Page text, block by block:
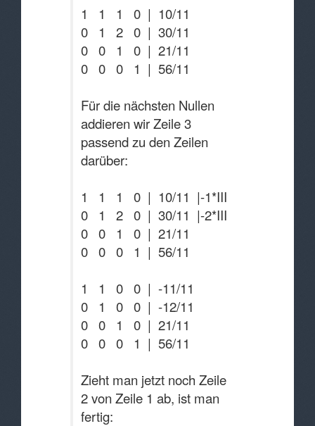
1 1 1 0 | 10/11
0 1 2 0 | 30/11
0 0 1 0 | 21/11
0 0 0 1 | 56/11
Für die nächsten Nullen
addieren wir Zeile 3
passend zu den Zeilen
darüber:
1 1 1 0 | 10/11 |-1*III
0 1 2 0 | 30/11 |-2*III
0 0 1 0 | 21/11
0 0 0 1 | 56/11
1 1 0 0 | -11/11
0 1 0 0 | -12/11
0 0 1 0 | 21/11
0 0 0 1 | 56/11
Zieht man jetzt noch Zeile
2 von Zeile 1 ab, ist man
fertig: